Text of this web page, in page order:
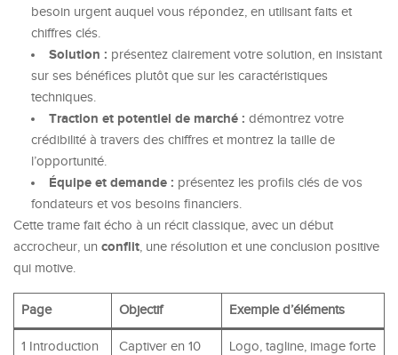
besoin urgent auquel vous répondez, en utilisant faits et
chiffres clés.
Solution : présentez clairement votre solution, en insistant
sur ses bénéfices plutôt que sur les caractéristiques
techniques.
Traction et potentiel de marché : démontrez votre
crédibilité à travers des chiffres et montrez la taille de
l’opportunité.
Équipe et demande : présentez les profils clés de vos
fondateurs et vos besoins financiers.
Cette trame fait écho à un récit classique, avec un début
accrocheur, un conflit, une résolution et une conclusion positive
qui motive.
Page Objectif Exemple d’éléments
1 Introduction
Captiver en 10
Logo, tagline, image forte